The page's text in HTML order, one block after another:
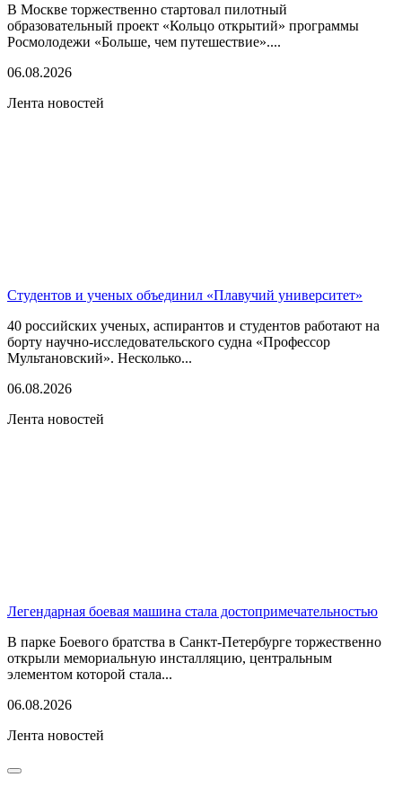
В Москве торжественно стартовал пилотный
образовательный проект «Кольцо открытий» программы
Росмолодежи «Больше, чем путешествие»....
06.08.2026
Лента новостей
Студентов и ученых объединил «Плавучий университет»
40 российских ученых, аспирантов и студентов работают на
борту научно-исследовательского судна «Профессор
Мультановский». Несколько...
06.08.2026
Лента новостей
Легендарная боевая машина стала достопримечательностью
В парке Боевого братства в Санкт-Петербурге торжественно
открыли мемориальную инсталляцию, центральным
элементом которой стала...
06.08.2026
Лента новостей